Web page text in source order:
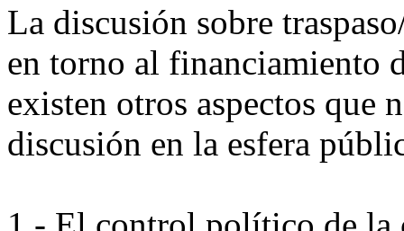
La discusión sobre
en torno al financiamiento
existen otros aspectos que
discusión en la esfera